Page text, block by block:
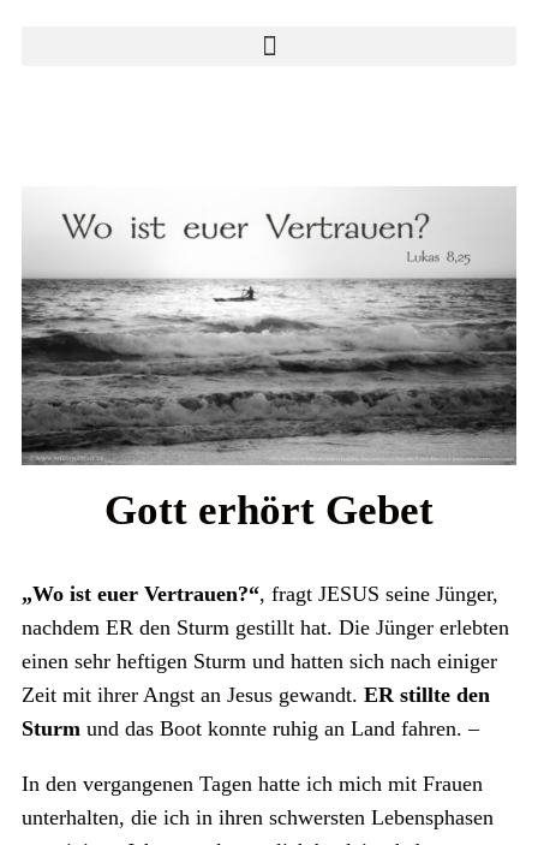
Gott erhört Gebet
„Wo ist euer Vertrauen?“, fragt JESUS seine Jünger,
nachdem ER den Sturm gestillt hat. Die Jünger erlebten
einen sehr heftigen Sturm und hatten sich nach einiger
Zeit mit ihrer Angst an Jesus gewandt. ER stillte den
Sturm und das Boot konnte ruhig an Land fahren. –
In den vergangenen Tagen hatte ich mich mit Frauen
unterhalten, die ich in ihren schwersten Lebensphasen